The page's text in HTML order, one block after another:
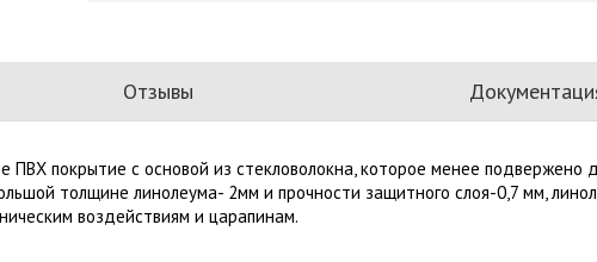
Отзывы
ПВХ покрытие с основой из стекловолокна, которое менее подвержено
толщине линолеума- 2мм и прочности защитного слоя-0,7 мм,
воздействиям и царапинам.